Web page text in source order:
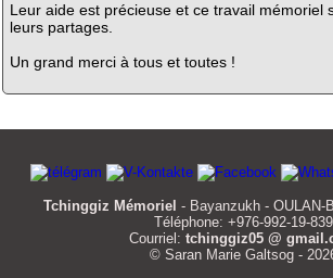
Leur aide est précieuse et ce travail mémoriel
leurs partages.
Un grand merci à tous et toutes !
Tchinggiz Mémoriel - Bayanzukh - OULAN-
Téléphone: +976-992-19-839
Courriel: tchinggiz05 @
© Saran Marie Galtsog -